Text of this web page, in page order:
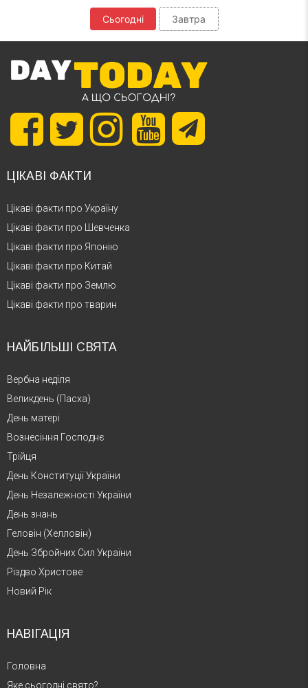
Сьогодні Завтра
ЦІКАВІ ФАКТИ
Цікаві факти про Україну
Цікаві факти про Шевченка
Цікаві факти про Японію
Цікаві факти про Китай
Цікаві факти про Землю
Цікаві факти про тварин
НАЙБІЛЬШІ СВЯТА
Вербна неділя
Великдень (Пасха)
День матері
Вознесіння Господнє
Трійця
День Конституції України
День Незалежності України
День знань
Геловін (Хелловін)
День Збройних Сил України
Різдво Христове
Новий Рік
НАВІГАЦІЯ
Головна
Яке сьогодні свято?